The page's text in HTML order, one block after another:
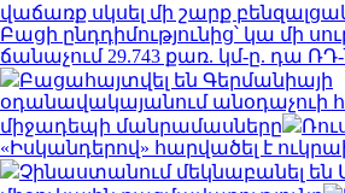
վաճառք սկսել մի շարք
Բացի ընդդիմությունից՝ կա մի
ճանաչում 29.743 քառ. կմ-ը. դա
Բացահայտվել են Գերմանիայի
օդանավակայանում անօդաչուի
միջադեպի մանրամասները
«Իսկանդերով» հարվածել է
Չինաստանում մեկնաբանել են